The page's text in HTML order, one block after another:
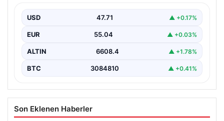
Oluşan Gölette Boğuldu", "content": "Erzurum’un Oltu
ilçesinde…
USD 47.71 ▲ +0.17%
EUR 55.04 ▲ +0.03%
ALTIN 6608.4 ▲ +1.78%
BTC 3084810 ▲ +0.41%
Son Eklenen Haberler